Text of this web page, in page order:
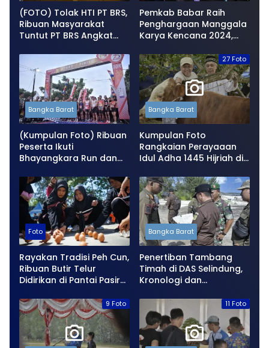
(FOTO) Tolak HTI PT BRS,
Ribuan Masyarakat
Tuntut PT BRS Angkat
Pemkab Babar Raih
Penghargaan Manggala
Karya Kencana 2024,
Wujudkan Keluarga yang
Berkualitas di Bangka
Barat
Bangka Barat
(Kumpulan Foto) Ribuan
Peserta Ikuti
Bhayangkara Run dan
di Pantai Batu Rakit
Mentok
27 Foto
Bangka Barat
Kumpulan Foto
Rangkaian Perayaaan
Idul Adha 1445 Hijriah di
Foto
Rayakan Tradisi Peh Cun,
Ribuan Butir Telur
Didirikan di Pantai Pasir
Bangka Barat
Penertiban Tambang
Timah di DAS Selindung,
Kronologi dan
Muara Sungai
9 Foto 11 Foto